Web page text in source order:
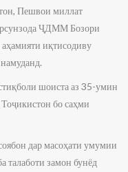
Пешвои миллат
ҶДММ Бозори
иқтисодиву
шоиста аз 35-умин
бо саҳми
дар масоҳати умумии
талаботи замон бунёд